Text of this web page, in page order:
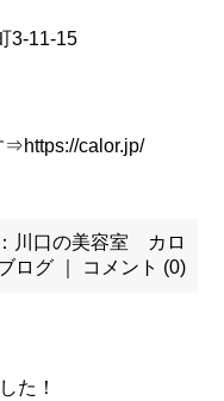
3-11-15
⇒https://calor.jp/
川口の美容室 カロ
ログ｜ コメント (0)
た！